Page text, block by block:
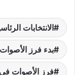
الانتخابات
بدء فرز الأصوات
فرز الأصوات في